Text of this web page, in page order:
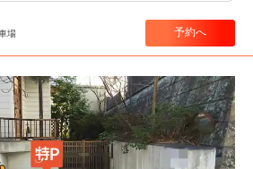
場 予約へ